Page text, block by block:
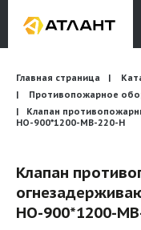
Электронная почта
Бренды
Каталоги
Бланки
Главная страница
Противопожарное
Клапан
НО-900*1200-МВ-220-H
Клапан
НО-900*1200-